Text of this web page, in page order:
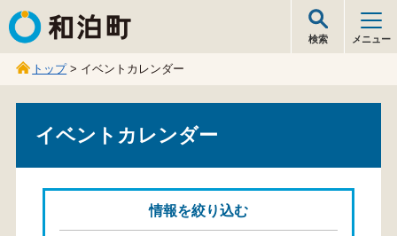
和泊町
検索 メニュー
トップ> イベントカレンダー
イベントカレンダー
情報を絞り込む